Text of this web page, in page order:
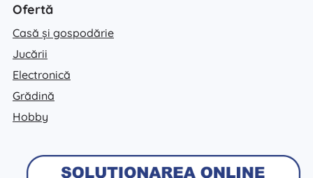
Ofertă
Casă și gospodărie
Jucării
Electronică
Grădină
Hobby